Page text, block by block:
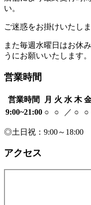
い。
ご迷惑をお掛けいたし
また毎週水曜日はお休
うにお願いいたします。
営業時間
営業時間 月 火 水 木
9:00~21:00 ○ ○ ／ ○ ○
◎土日祝：9:00～18:00
アクセス